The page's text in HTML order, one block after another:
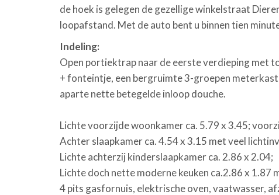
de hoek is gelegen de gezellige winkelstraat
loopafstand. Met de auto bent u binnen tien
Indeling:
Open portiektrap naar de eerste verdieping met
+ fonteintje, een bergruimte 3-groepen
aparte nette betegelde inloop douche.
Lichte voorzijde woonkamer ca. 5.79 x 3.45;
Achter slaapkamer ca. 4.54 x 3.15 met veel
Lichte achterzij kinderslaapkamer ca. 2.86 x 2.04;
Lichte doch nette moderne keuken ca.2.86 x 1.87
4 pits gasfornuis, elektrische oven, vaatwasser,